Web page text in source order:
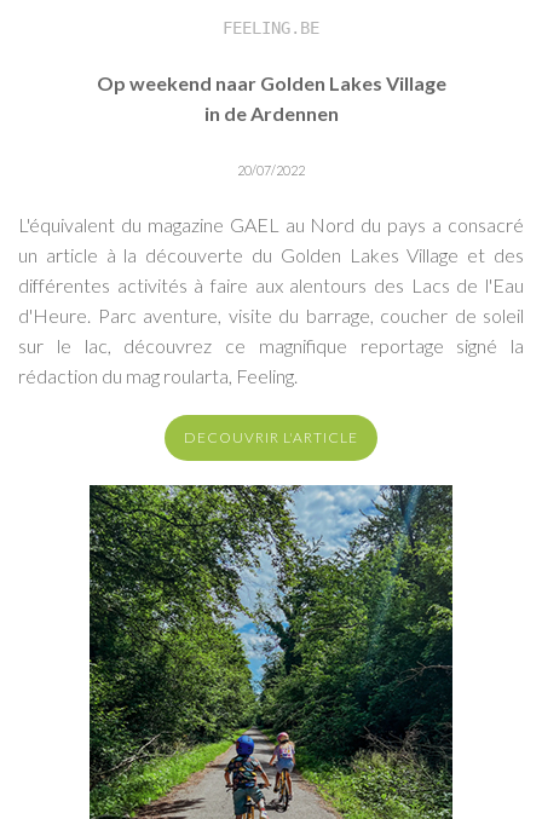
FEELING.BE
Op weekend naar Golden Lakes Village
in de Ardennen
20/07/2022
L'équivalent du magazine GAEL au Nord du pays a consacré
un article à la découverte du Golden Lakes Village et des
différentes activités à faire aux alentours des Lacs de l'Eau
d'Heure. Parc aventure, visite du barrage, coucher de soleil
sur le lac, découvrez ce magnifique reportage signé la
rédaction du mag roularta, Feeling.
DECOUVRIR L'ARTICLE